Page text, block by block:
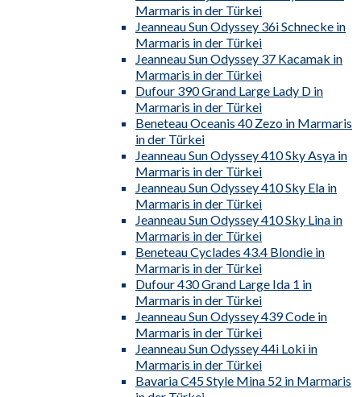
Marmaris in der Türkei
Jeanneau Sun Odyssey 36i Schnecke in
Marmaris in der Türkei
Jeanneau Sun Odyssey 37 Kacamak in
Marmaris in der Türkei
Dufour 390 Grand Large Lady D in
Marmaris in der Türkei
Beneteau Oceanis 40 Zezo in Marmaris
in der Türkei
Jeanneau Sun Odyssey 410 Sky Asya in
Marmaris in der Türkei
Jeanneau Sun Odyssey 410 Sky Ela in
Marmaris in der Türkei
Jeanneau Sun Odyssey 410 Sky Lina in
Marmaris in der Türkei
Beneteau Cyclades 43.4 Blondie in
Marmaris in der Türkei
Dufour 430 Grand Large Ida 1 in
Marmaris in der Türkei
Jeanneau Sun Odyssey 439 Code in
Marmaris in der Türkei
Jeanneau Sun Odyssey 44i Loki in
Marmaris in der Türkei
Bavaria C45 Style Mina 52 in Marmaris